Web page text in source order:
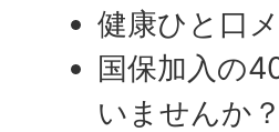
健康ひと口
国保加入の
いませんか？